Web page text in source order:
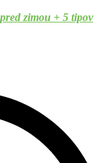
zimou + 5 tipov